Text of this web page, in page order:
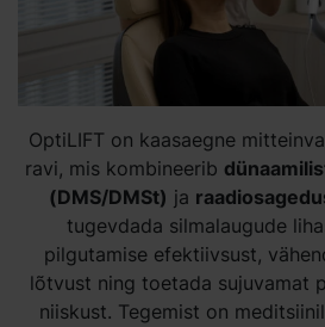
OptiLIFT on kaasaegne
ravi, mis kombineerib
(DMS/DMSt) ja
tugevdada silmalaugude
pilgutamise efektiivsust,
lõtvust ning toetada sujuvamat
niiskust. Tegemist on